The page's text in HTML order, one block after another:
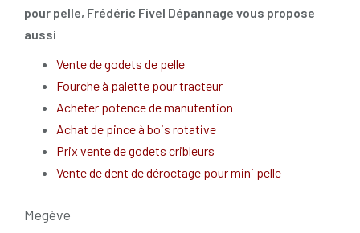
pour pelle, Frédéric Fivel Dépannage vous propose
aussi
Vente de godets de pelle
Fourche à palette pour tracteur
Acheter potence de manutention
Achat de pince à bois rotative
Prix vente de godets cribleurs
Vente de dent de déroctage pour mini pelle
Megève